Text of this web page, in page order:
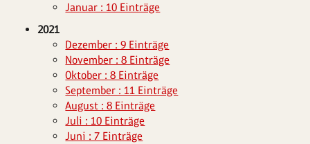
Januar : 10 Einträge
2021
Dezember : 9 Einträge
November : 8 Einträge
Oktober : 8 Einträge
September : 11 Einträge
August : 8 Einträge
Juli : 10 Einträge
Juni : 7 Einträge